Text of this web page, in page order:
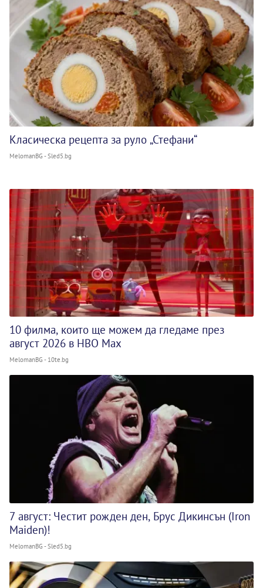
Класическа рецепта за руло „Стефани“
MelomanBG - Sled5.bg
10 филма, които ще можем да гледаме през
август 2026 в HBO Max
MelomanBG - 10te.bg
7 август: Честит рожден ден, Брус Дикинсън (Iron
Maiden)!
MelomanBG - Sled5.bg